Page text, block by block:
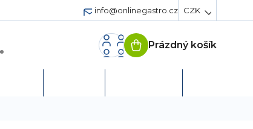
info@onlinegastro.cz CZK
Nákupní
Prázdný košík